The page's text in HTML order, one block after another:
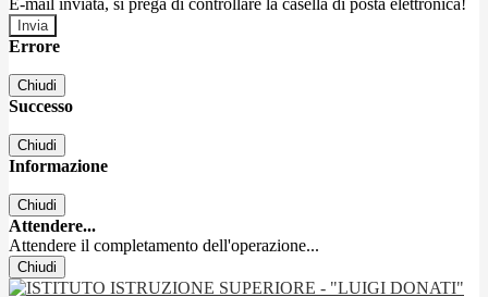
E-mail inviata, si prega di controllare la casella di posta elettronica!
Errore
Chiudi
Successo
Chiudi
Informazione
Chiudi
Attendere...
Attendere il completamento dell'operazione...
Chiudi